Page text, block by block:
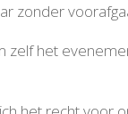
zonder
zelf het